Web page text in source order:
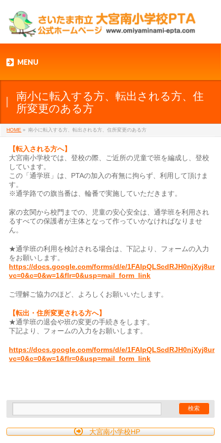
MENU
南小に転入する方、転出される方、住
所変更のある方
HOME » 南小に転入する方、転出される方、住所変更のある方
【転入される方へ】
大宮南小学校では、登校の際、ご近所の児童で班を編成し、登校
しています。
この「通学班」は、PTAの加入の有無に拘らず、利用して頂けま
す。
※通学路での旗当番は、輪番で実施していただきます。
家の玄関から校門までの、児童の安心安全は、通学班を利用され
るすべての保護者が主体となって作っていかなければなりませ
ん。
★通学班の利用を検討される場合は、下記より、フォームの入力
をお願いします。
https://docs.google.com/forms/d/e/
vc=0&c=0&w=1&flr=0&usp=mail_form_link
ご理解ご協力のほど、よろしくお願いいたします。
【転出・住所変更される方へ】
★通学班の退会や班の変更の手続きをします。
下記より、フォームの入力をお願いします。
https://docs.google.com/forms/d/e/
vc=0&c=0&w=1&flr=0&usp=mail_form_link
大宮南小学校HP